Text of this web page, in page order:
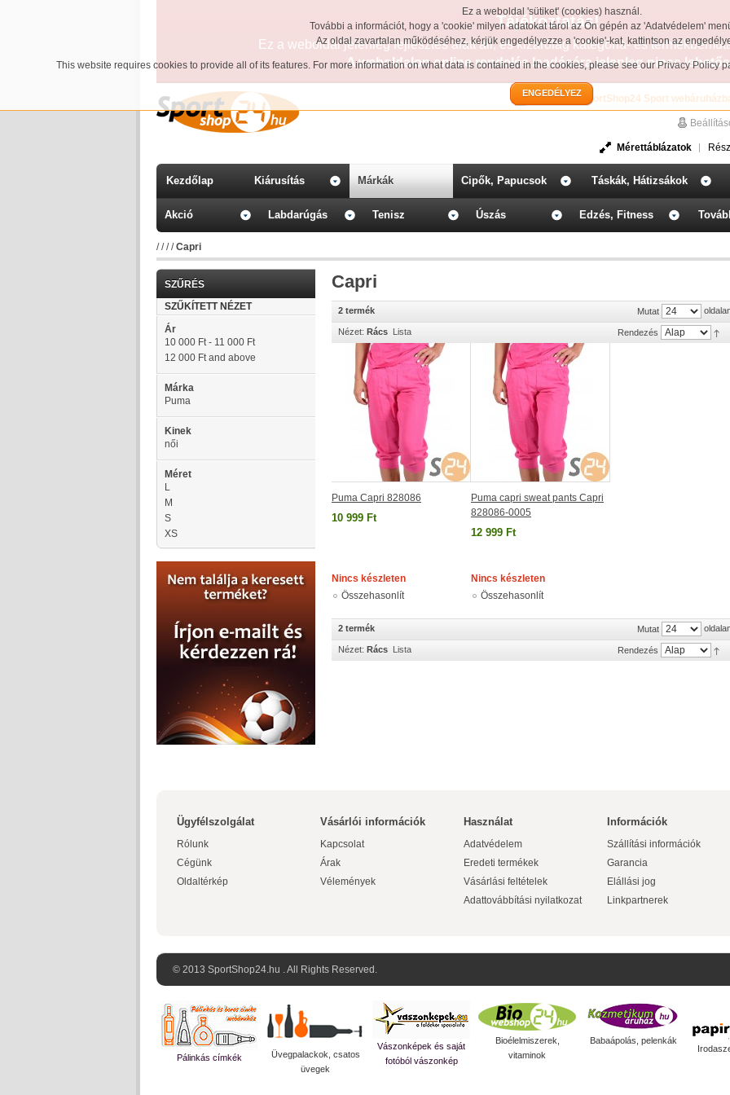
Ez a weboldal 'sütiket' (cookies) használ.
További a információt, hogy a 'cookie' milyen adatokat tárol az Ön gépén az 'Adatvédelem'
Az oldal zavartalan működéséhez, kérjük engedélyezze a 'cookie'-kat, kattintson az
This website requires cookies to provide all of its features. For more information on what data is contained in the cookies, please see ourPrivacy Policy
ENGEDÉLYEZ
Tájékoztatás!
Ez a weboldal jelenleg fejlesztés alatt áll, és kizárólag kategória- és
A weboldalon online rendelés leadására jelenleg nincs
Üdvözöljük a SportShop24 Sport
Mérettáblázatok
Kezdőlap Kiárusítás Márkák Cipők, Papucsok Táskák, Hátizsákok
Akció Labdarúgás Tenisz Úszás Edzés, Fitness
////Capri
SZŰRÉS
SZŰKÍTETT NÉZET
Ár
10 000 Ft- 11 000 Ft
12 000 Ftand above
Márka
Puma
Kinek
női
Méret
L
M
S
XS
Capri
2 termék Mutat
Nézet: Rács Lista Rendezés
Puma Capri 828086
10 999 Ft
Nincs készleten
Összehasonlít
Puma capri sweat pants Capri
828086-0005
12 999 Ft
Nincs készleten
Összehasonlít
2 termék Mutat
Nézet: Rács Lista Rendezés
Ügyfélszolgálat
Rólunk
Cégünk
Oldaltérkép
Vásárlói információk
Kapcsolat
Árak
Vélemények
Használat
Adatvédelem
Eredeti termékek
Vásárlási feltételek
Adattovábbítási nyilatkozat
Információk
Szállítási információk
Garancia
Elállási jog
Linkpartnerek
© 2013 SportShop24.hu . All Rights Reserved.
Pálinkás címkék
Üvegpalackok, csatos
üvegek
Vászonképek és saját
fotóból vászonkép
Bioélelmiszerek,
vitaminok
Babaápolás, pelenkák